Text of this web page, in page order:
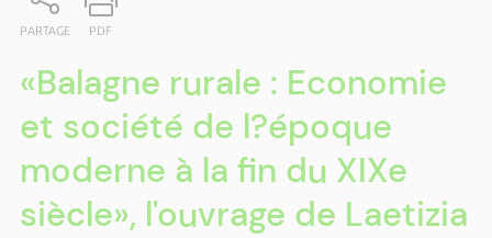
PARTAGE PDF
«Balagne rurale : Economie
et société de l?époque
moderne à la fin du XIXe
siècle», l'ouvrage de Laetizia